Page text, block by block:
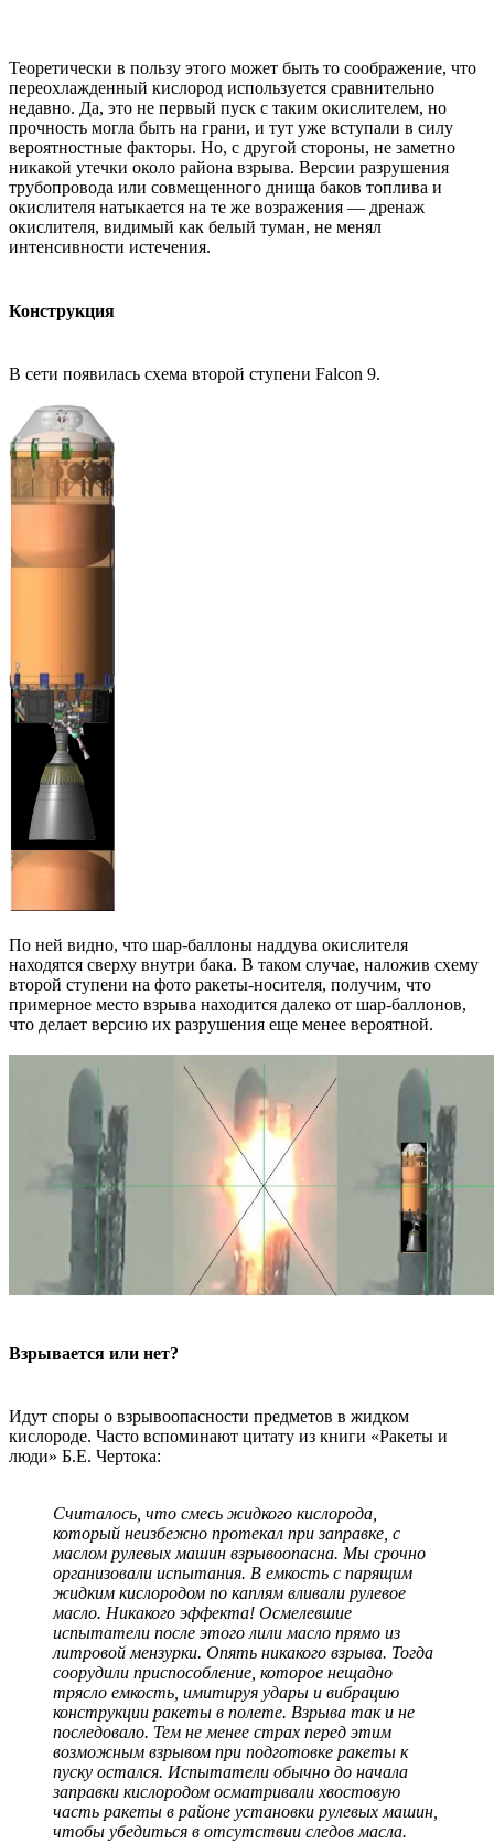
Теоретически в пользу этого может быть то соображение, что
переохлажденный кислород используется сравнительно
недавно. Да, это не первый пуск с таким окислителем, но
прочность могла быть на грани, и тут уже вступали в силу
вероятностные факторы. Но, с другой стороны, не заметно
никакой утечки около района взрыва. Версии разрушения
трубопровода или совмещенного днища баков топлива и
окислителя натыкается на те же возражения — дренаж
окислителя, видимый как белый туман, не менял
интенсивности истечения.
Конструкция
В сети появилась схема второй ступени Falcon 9.
По ней видно, что шар-баллоны наддува окислителя
находятся сверху внутри бака. В таком случае, наложив схему
второй ступени на фото ракеты-носителя, получим, что
примерное место взрыва находится далеко от шар-баллонов,
что делает версию их разрушения еще менее вероятной.
Взрывается или нет?
Идут споры о взрывоопасности предметов в жидком
кислороде. Часто вспоминают цитату из книги «Ракеты и
люди» Б.Е. Чертока:
Считалось, что смесь жидкого кислорода,
который неизбежно протекал при заправке, с
маслом рулевых машин взрывоопасна. Мы срочно
организовали испытания. В емкость с парящим
жидким кислородом по каплям вливали рулевое
масло. Никакого эффекта! Осмелевшие
испытатели после этого лили масло прямо из
литровой мензурки. Опять никакого взрыва. Тогда
соорудили приспособление, которое нещадно
трясло емкость, имитируя удары и вибрацию
конструкции ракеты в полете. Взрыва так и не
последовало. Тем не менее страх перед этим
возможным взрывом при подготовке ракеты к
пуску остался. Испытатели обычно до начала
заправки кислородом осматривали хвостовую
часть ракеты в районе установки рулевых машин,
чтобы убедиться в отсутствии следов масла.